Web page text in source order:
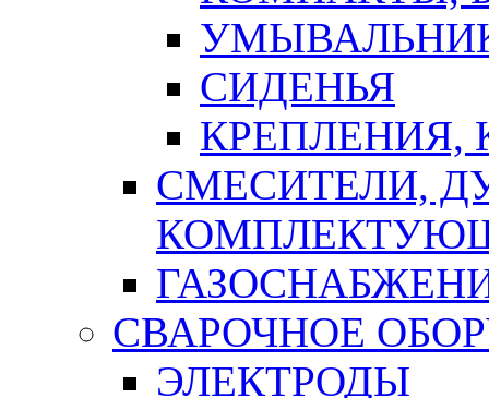
СИДЕНЬЯ
СМЕСИТЕЛИ,
СВАРОЧНОЕ
ЭЛЕКТРОДЫ